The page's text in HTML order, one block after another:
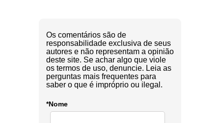
Os comentários são de
responsabilidade exclusiva de seus
autores e não representam a opinião
deste site. Se achar algo que viole
os termos de uso, denuncie. Leia as
perguntas mais frequentes para
saber o que é impróprio ou ilegal.
*Nome